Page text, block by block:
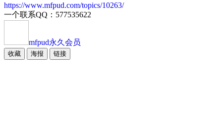
https://www.mfpud.com/topics/10263/
一个联系QQ：577535622
mfpud永久会员
收藏 海报 链接